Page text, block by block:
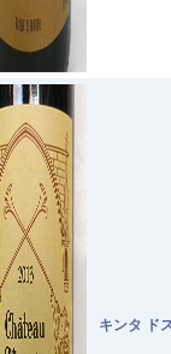
キンタ ド